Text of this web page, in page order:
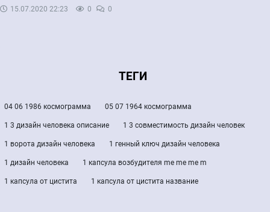
15.07.2020 22:23 0 0
ТЕГИ
04 06 1986 космограмма 05 07 1964 космограмма
1 3 дизайн человека описание 1 3 совместимость дизайн человек
1 ворота дизайн человека 1 генный ключ дизайн человека
1 дизайн человека 1 капсула возбудителя me me me m
1 капсула от цистита 1 капсула от цистита название